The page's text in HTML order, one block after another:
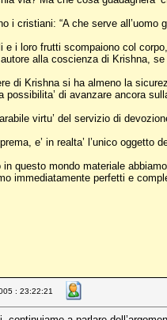
i cristiani: “A che serve all’uomo
e i loro frutti scompaiono col
alla coscienza di Krishna,
di Krishna si ha almeno la
possibilita’ di avanzare ancora
virtu’ del servizio di
e’ in realta’ l’unico oggetto
in questo mondo materiale
immediatamente perfetti e
: 23:22:21